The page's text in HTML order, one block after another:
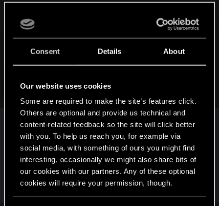
Consent Details About
Our website uses cookies
Some are required to make the site’s features click.
Others are optional and provide us technical and
content-related feedback so the site will click better
with you. To help us reach you, for example via
social media, with something of ours you might find
interesting, occasionally we might also share bits of
our cookies with our partners. Any of these optional
cookies will require your permission, though.
もう日本の攻略サイトも、動画投稿者も、全然更新してな
いね。
そろそろ見限られてるんじゃ無いの？
いつになったらまともなゲームにするつもりですかね？
DLC 出た頃にはやってる人、少なくとも日本には殆ど居な
YouTube で探しても、海外の動画しか無いしねー。
あ、コロナ言い訳にするのはやめてね、オレも IT 系エンジ
ニアだけど、特にスケ遅らせてないから、
もしコロナのせいで、って言うんなら、自分たちの能力不
足で、って言ってるのと同義だから。
Click to expand...
既読も少ないし、コメも付かないし、もう実質
終了って事でいいですかね？
やる気があるなら、せめて現状の報告や、予定
なんかをキチンと提示して貰いたいもんです